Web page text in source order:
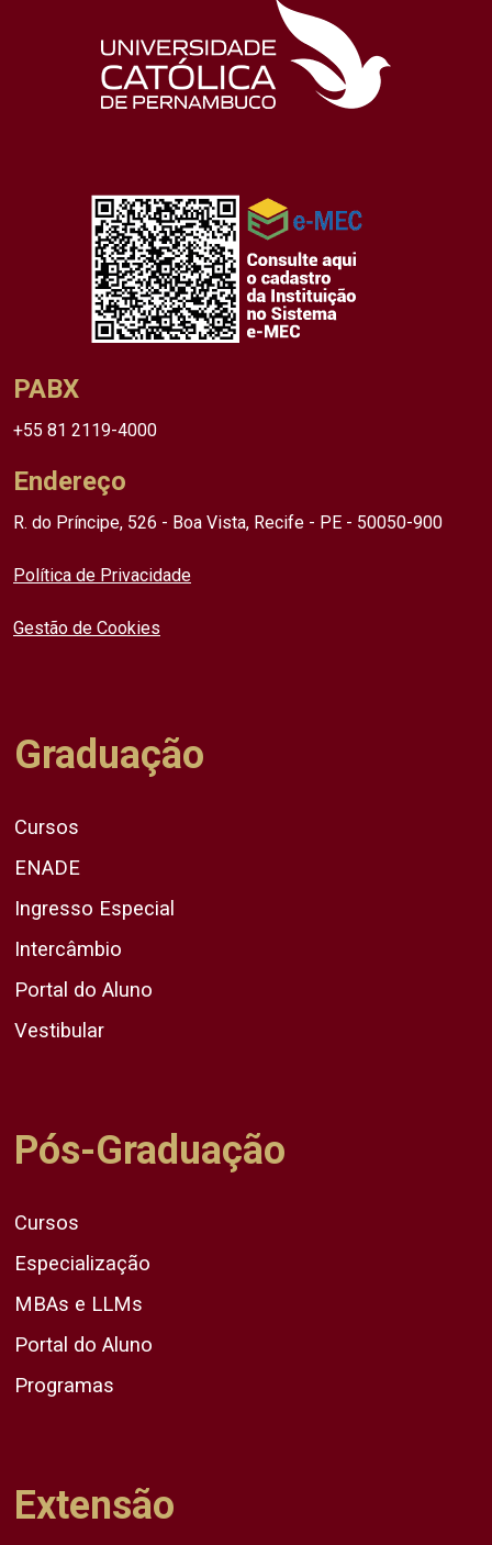
PABX
+55 81 2119-4000
Endereço
R. do Príncipe, 526 - Boa Vista, Recife - PE - 50050-900
Política de Privacidade
Gestão de Cookies
Graduação
Cursos
ENADE
Ingresso Especial
Intercâmbio
Portal do Aluno
Vestibular
Pós-Graduação
Cursos
Especialização
MBAs e LLMs
Portal do Aluno
Programas
Extensão